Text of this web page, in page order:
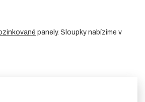
panely. Sloupky nabízíme v